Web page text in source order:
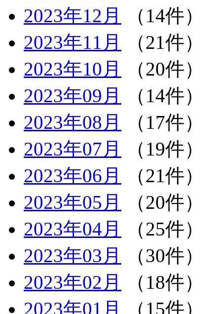
2023年12月
（14件）
2023年11月
（21件）
2023年10月
（20件）
2023年09月
（14件）
2023年08月
（17件）
2023年07月
（19件）
2023年06月
（21件）
2023年05月
（20件）
2023年04月
（25件）
2023年03月
（30件）
2023年02月
（18件）
2023年01月
（15件）